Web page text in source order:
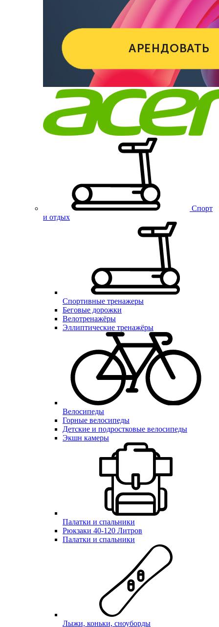
Спорт
и отдых
Спортивные тренажеры
Беговые дорожки
Велотренажёры
Эллиптические тренажёры
Велосипеды
Горные велосипеды
Детские и подростковые велосипеды
Экшн камеры
Палатки и спальники
Рюкзаки 40-120 Литров
Палатки и спальники
Лыжи, коньки, сноуборды